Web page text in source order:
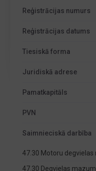
Reģistrācijas numurs
Reģistrācijas datums
Tiesiskā forma
Juridiskā adrese
Pamatkapitāls
PVN
Saimnieciskā darbība
47.30 Motoru
47.30 Degvielas